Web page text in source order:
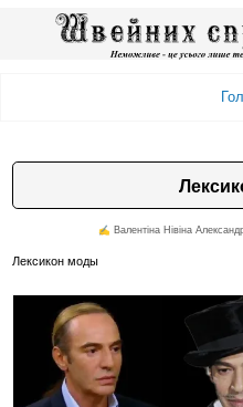
✍️ Валентiна Нiвiна
Лексикон моды